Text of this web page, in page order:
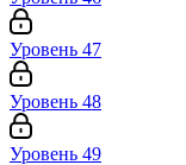
Уровень 47
Уровень 48
Уровень 49